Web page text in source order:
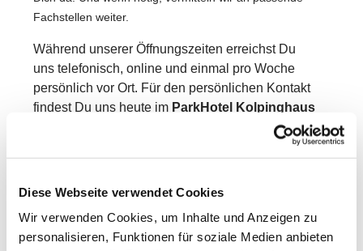
Diese Webseite verwendet Cookies
Wir verwenden Cookies, um Inhalte und Anzeigen zu
personalisieren, Funktionen für soziale Medien anbieten
Fachstellen weiter.
Während unserer Öffnungszeiten erreichst Du
uns telefonisch, online und einmal pro Woche
persönlich vor Ort. Für den persönlichen Kontakt
findest Du uns heute im ParkHotel
Kolpinghaus
Mo., Di., Do., Fr.: 09 – 12 Uhr
Wir freuen uns auf Dich!